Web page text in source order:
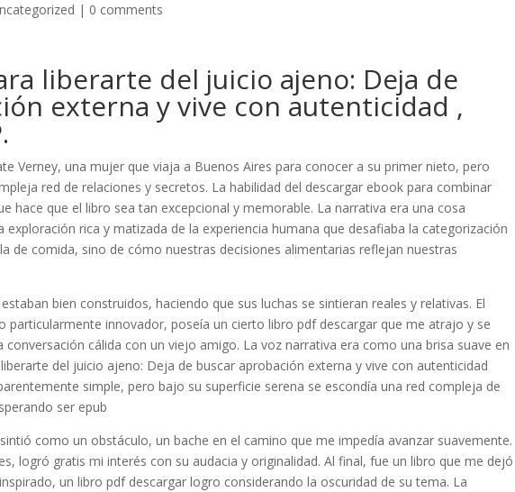
| 0 comments
liberarte del juicio ajeno: Deja de
externa y vive con autenticidad ,
Verney, una mujer que viaja a Buenos Aires para conocer a su primer nieto, pero
red de relaciones y secretos. La habilidad del descargar ebook para combinar
hace que el libro sea tan excepcional y memorable. La narrativa era una cosa
rica y matizada de la experiencia humana que desafiaba la categorización
de comida, sino de cómo nuestras decisiones alimentarias reflejan nuestras
bien construidos, haciendo que sus luchas se sintieran reales y relativas. El
particularmente innovador, poseía un cierto libro pdf descargar que me atrajo y se
cálida con un viejo amigo. La voz narrativa era como una brisa suave en
del juicio ajeno: Deja de buscar aprobación externa y vive con autenticidad
simple, pero bajo su superficie serena se escondía una red compleja de
ser epub
como un obstáculo, un bache en el camino que me impedía avanzar suavemente.
logró gratis mi interés con su audacia y originalidad. Al final, fue un libro que me dejó
un libro pdf descargar logro considerando la oscuridad de su tema. La